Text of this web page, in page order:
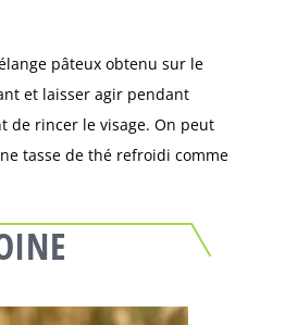
pâteux obtenu sur le
et laisser agir pendant
de rincer le visage. On peut
tasse de thé refroidi comme